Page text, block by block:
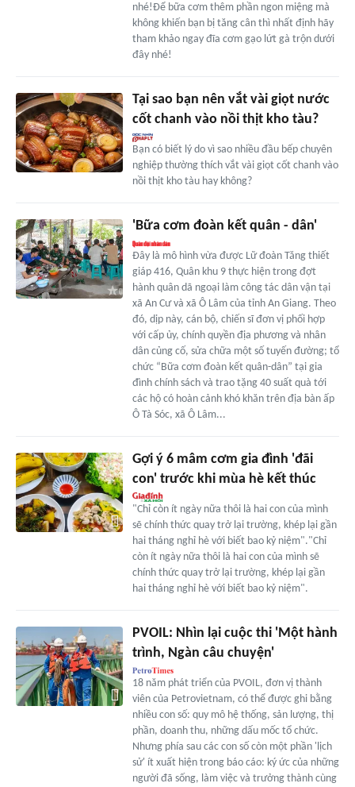
nhé!Để bữa cơm thêm phần ngon miệng mà
không khiến bạn bị tăng cân thì nhất định hãy
tham khảo ngay đĩa cơm gạo lứt gà trộn dưới
đây nhé!
Tại sao bạn nên vắt vài giọt nước
cốt chanh vào nồi thịt kho tàu?
Bạn có biết lý do vì sao nhiều đầu bếp chuyên
nghiệp thường thích vắt vài giọt cốt chanh vào
nồi thịt kho tàu hay không?
'Bữa cơm đoàn kết quân - dân'
Đây là mô hình vừa được Lữ đoàn Tăng thiết
giáp 416, Quân khu 9 thực hiện trong đợt
hành quân dã ngoại làm công tác dân vận tại
xã An Cư và xã Ô Lâm của tỉnh An Giang. Theo
đó, dịp này, cán bộ, chiến sĩ đơn vị phối hợp
với cấp ủy, chính quyền địa phương và nhân
dân củng cố, sửa chữa một số tuyến đường; tổ
chức “Bữa cơm đoàn kết quân-dân” tại gia
đình chính sách và trao tặng 40 suất quà tới
các hộ có hoàn cảnh khó khăn trên địa bàn ấp
Ô Tà Sóc, xã Ô Lâm...
Gợi ý 6 mâm cơm gia đình 'đãi
con' trước khi mùa hè kết thúc
"Chỉ còn ít ngày nữa thôi là hai con của mình
sẽ chính thức quay trở lại trường, khép lại gần
hai tháng nghỉ hè với biết bao kỷ niệm"."Chỉ
còn ít ngày nữa thôi là hai con của mình sẽ
chính thức quay trở lại trường, khép lại gần
hai tháng nghỉ hè với biết bao kỷ niệm".
PVOIL: Nhìn lại cuộc thi 'Một hành
trình, Ngàn câu chuyện'
18 năm phát triển của PVOIL, đơn vị thành
viên của Petrovietnam, có thể được ghi bằng
nhiều con số: quy mô hệ thống, sản lượng, thị
phần, doanh thu, những dấu mốc tổ chức.
Nhưng phía sau các con số còn một phần 'lịch
sử' ít xuất hiện trong báo cáo: ký ức của những
người đã sống, làm việc và trưởng thành cùng